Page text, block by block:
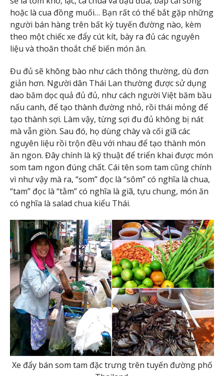
hoặc là cua đồng muối… Bạn rất có thể bắt gặp những
người bán hàng trên bất kỳ tuyến đường nào, kèm
theo một chiếc xe đẩy cút kít, bày ra đủ các nguyên
liệu và thoăn thoắt chế biến món ăn.
Đu đủ sẽ không bào như cách thông thường, dù đơn
giản hơn. Người dân Thái Lan thường được sử dụng
dao băm dọc quả đủ đủ, như cách người Việt băm bầu
nấu canh, để tạo thành đường nhỏ, rồi thái mỏng để
tạo thành sợi. Làm vậy, từng sợi đu đủ không bị nát
mà vẫn giòn. Sau đó, họ dùng chày và cối giã các
nguyên liệu rồi trộn đều với nhau để tạo thành món
ăn ngon. Đây chính là kỹ thuật để triển khai được món
som tam ngon đúng chất. Cái tên som tam cũng chính
vì như vậy mà ra, “som” đọc là “sôm” có nghĩa là chua,
“tam” đọc là “tằm” có nghĩa là giã, tựu chung, món ăn
có nghĩa là salad chua kiểu Thái.
Xe đẩy bán som tam đặc trưng trên tuyến đường phố